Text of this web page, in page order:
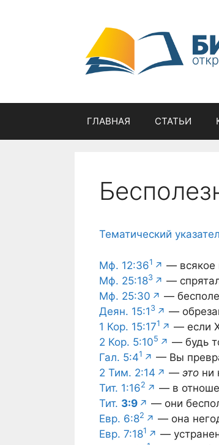
ГЛАВНАЯ СТАТЬИ
Тематический
Мф. 12:361
— всякое
Мф. 25:183
—
Мф. 25:30
—
Деян. 15:1 3
—
1 Кор. 15:171
— если
2 Кор. 5:105
— будь
Гал. 5:41
— Вы
2 Тим. 2:14
— это ни
Тит. 1:162
— в
Тит. 3:9
— они
Евр. 6:82
— она
Евр. 7:181
—